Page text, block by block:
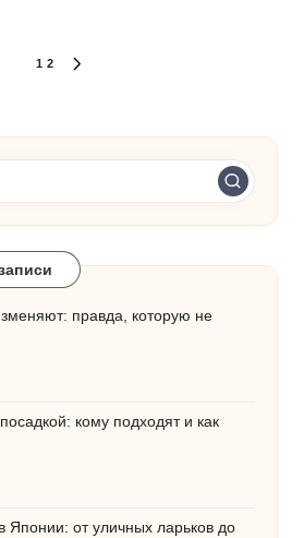
1 2
правда, которую не
кому подходят и как
Японии: от уличных ларьков до